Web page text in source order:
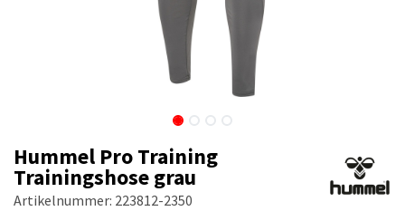
Hummel Pro Training
Trainingshose grau
Artikelnummer: 223812-2350